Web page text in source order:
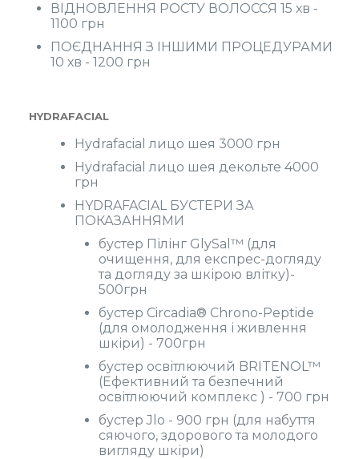
ВІДНОВЛЕННЯ РОСТУ ВОЛОССЯ 15 хв -
1100 грн
ПОЄДНАННЯ З ІНШИМИ ПРОЦЕДУРАМИ
10 хв - 1200 грн
HYDRAFACIAL
Hydrafacial лицо шея 3000 грн
Hydrafacial лицо шея декольте 4000
грн
HYDRAFACIAL БУСТЕРИ ЗА
ПОКАЗАННЯМИ
бустер Пілінг GlySal™ (для
очищення, для експрес-догляду
та догляду за шкірою влітку)-
500грн
бустер Circadia® Chrono-Peptide
(для омолодження і живлення
шкіри) - 700грн
бустер освітлюючий BRITENOL™
(Ефективний та безпечний
освітлюючий комплекс ) - 700 грн
бустер Jlo - 900 грн (для набуття
сяючого, здорового та молодого
вигляду шкіри)